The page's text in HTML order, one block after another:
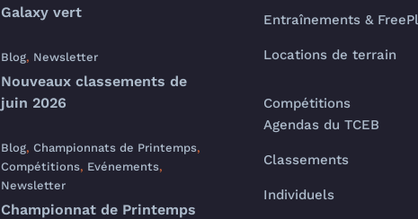
Galaxy vert
Blog, Newsletter
Nouveaux classements de
juin 2026
Blog, Championnats de Printemps,
Compétitions, Evénements,
Newsletter
Championnat de Printemps
Entraînements &
Locations de terrain
Compétitions
Agendas du TCEB
Classements
Individuels